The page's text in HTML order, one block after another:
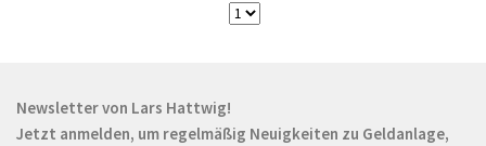
Newsletter von Lars Hattwig!
Jetzt anmelden, um regelmäßig Neuigkeiten zu Geldanlage,